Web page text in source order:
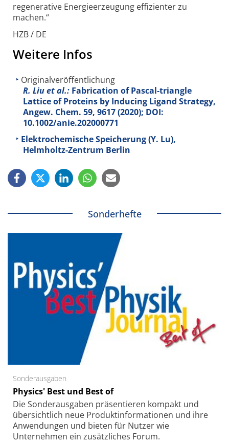
regenerative Energie­erzeugung effizienter zu
machen.“
HZB / DE
Weitere Infos
Originalveröffentlichung
R. Liu et al.: Fabrication of Pascal‐triangle
Lattice of Proteins by Inducing Ligand Strategy,
Angew. Chem. 59, 9617 (2020); DOI:
10.1002/anie.202000771
Elektrochemische Speicherung (Y. Lu),
Helmholtz-Zentrum Berlin
Sonderhefte
Sonderausgaben
Physics' Best und Best of
Die Sonder­ausgaben präsentieren kompakt und
übersichtlich neue Produkt­informationen und ihre
Anwendungen und bieten für Nutzer wie
Unternehmen ein zusätzliches Forum.